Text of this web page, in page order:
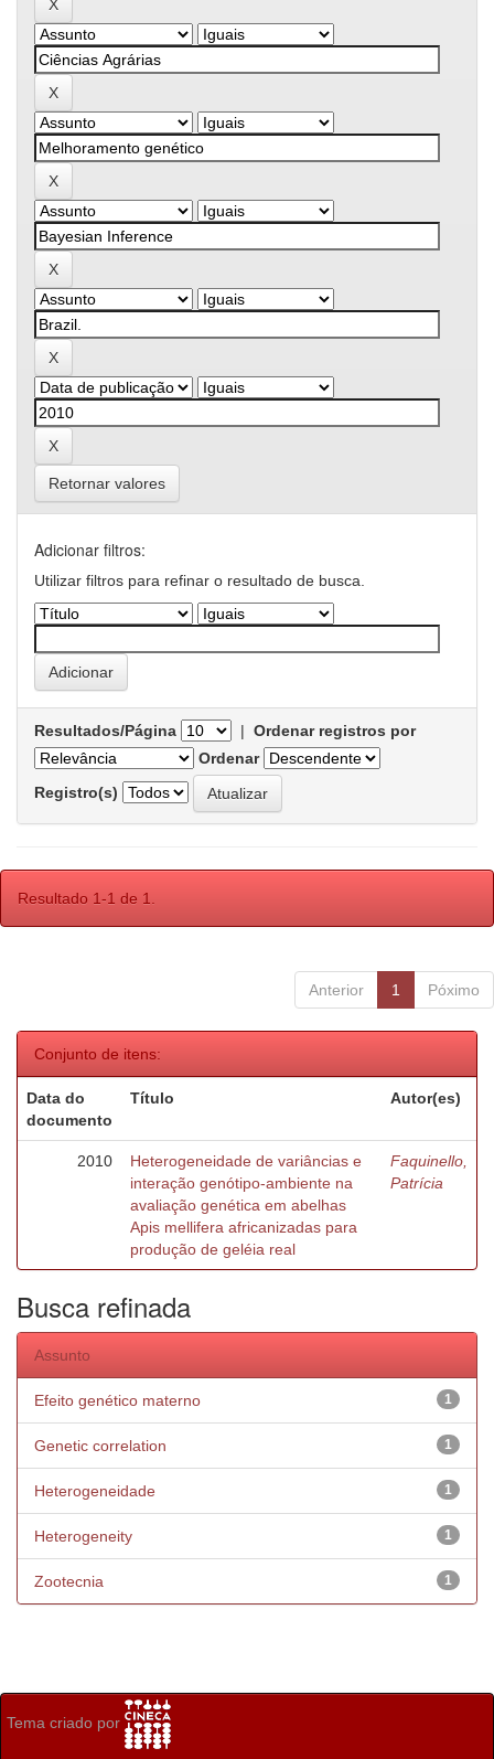
Retornar valores
Adicionar filtros:
Utilizar filtros para refinar o resultado de busca.
Resultados/Página | Ordenar registros por
Ordenar
Registro(s)
Resultado 1-1 de 1.
Anterior 1 Póximo
Conjunto de itens:
Data do
documento
Título Autor(es)
2010
Heterogeneidade de variâncias e
interação genótipo-ambiente na
avaliação genética em abelhas
Apis mellifera africanizadas para
produção de geléia real
Faquinello,
Patrícia
Busca refinada
Assunto
1
Efeito genético materno
1
Genetic correlation
1
Heterogeneidade
1
Heterogeneity
1
Zootecnia
Tema criado por